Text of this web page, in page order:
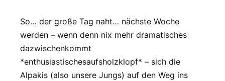
So… der große Tag naht… nächste Woche
werden – wenn denn nix mehr dramatisches
dazwischenkommt
*enthusiastischesaufsholzklopf* – sich die
Alpakis (also unsere Jungs) auf den Weg ins